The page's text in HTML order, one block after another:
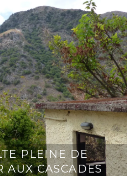
PLEINE DE
AUX CASCADES